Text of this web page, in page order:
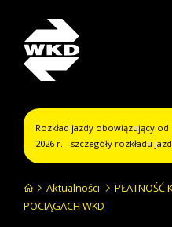
Rozkład jazdy obowiązujący
2026 r. - szczegóły rozkładu
Aktualności
PŁATNOŚĆ
POCIĄGACH WKD